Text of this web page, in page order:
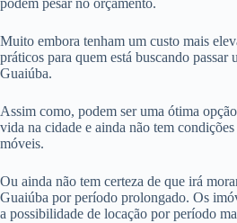
podem pesar no orçamento.
Muito embora tenham um custo mais
práticos para quem está buscando passar
Guaiúba.
Assim como, podem ser uma ótima
vida na cidade e ainda não tem
móveis.
Ou ainda não tem certeza de que irá
Guaiúba por período prolongado. Os
a possibilidade de locação por período